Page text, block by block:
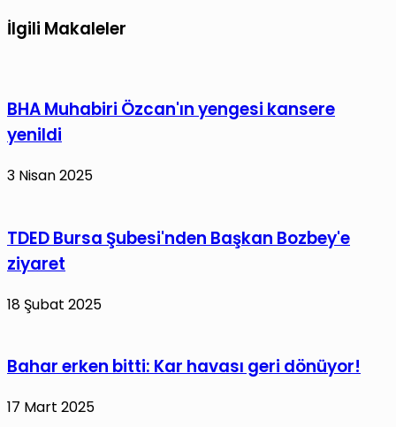
İlgili Makaleler
BHA Muhabiri Özcan'ın yengesi kansere
yenildi
3 Nisan 2025
TDED Bursa Şubesi'nden Başkan Bozbey'e
ziyaret
18 Şubat 2025
Bahar erken bitti: Kar havası geri dönüyor!
17 Mart 2025